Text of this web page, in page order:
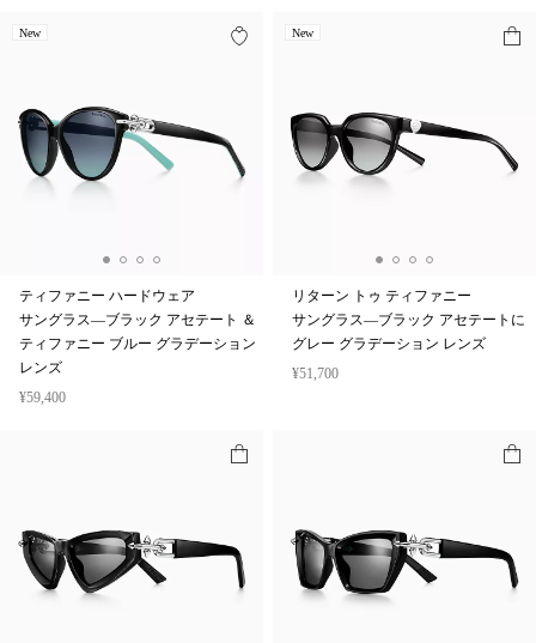
ティファニー ハードウェア
サングラス—ブラック アセテート ＆
ティファニー ブルー グラデーション
レンズ
¥59,400
リターン トゥ ティファニー
サングラス—ブラック アセテートに
グレー グラデーション レンズ
¥51,700